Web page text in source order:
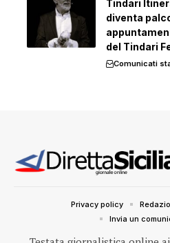
Tindari
diventa
del Tindari
Comunicati
Privacy policy
Invia un